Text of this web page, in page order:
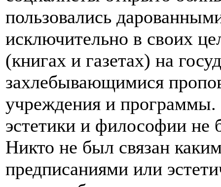
пользовались
исключительно в своих
(книгах и газетах) на
захлебывающимися
учреждения и программы.
эстетики и философии не
Никто не был связан
предписаниями или